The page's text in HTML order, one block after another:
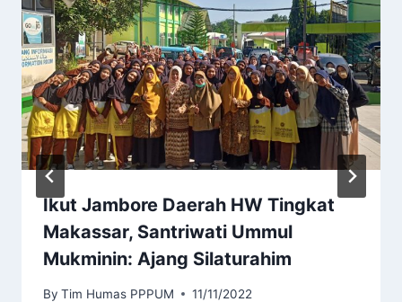
Ikut Jambore Daerah HW Tingkat
Makassar, Santriwati Ummul
Mukminin: Ajang Silaturahim
By Tim Humas PPPUM 11/11/2022